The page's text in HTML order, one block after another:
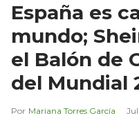
España es
mundo;
el Balón de
del Mundial
Mariana Torres García